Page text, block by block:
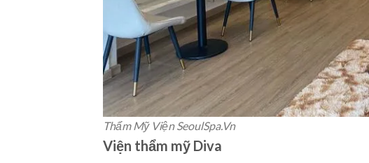
Thẩm Mỹ Viện SeoulSpa.Vn
Viện thẩm mỹ Diva